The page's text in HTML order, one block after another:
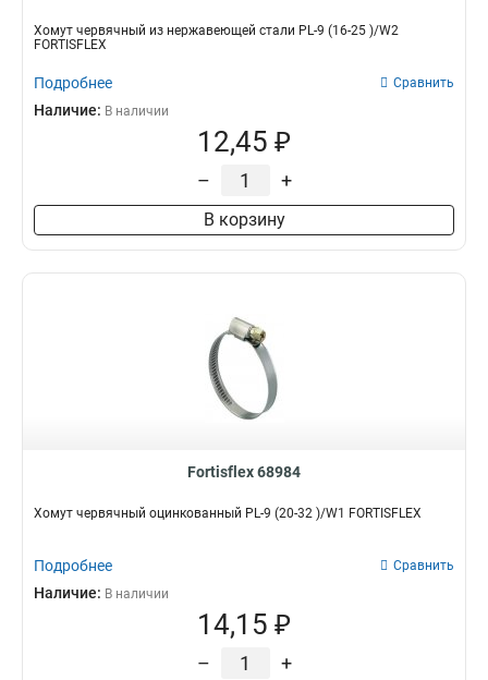
Хомут червячный из нержавеющей стали PL-9 (16-25 )/W2
FORTISFLEX
Подробнее Сравнить
Наличие: В наличии
12,45 ₽
– +
В корзину
Fortisflex 68984
Хомут червячный оцинкованный PL-9 (20-32 )/W1 FORTISFLEX
Подробнее Сравнить
Наличие: В наличии
14,15 ₽
– +